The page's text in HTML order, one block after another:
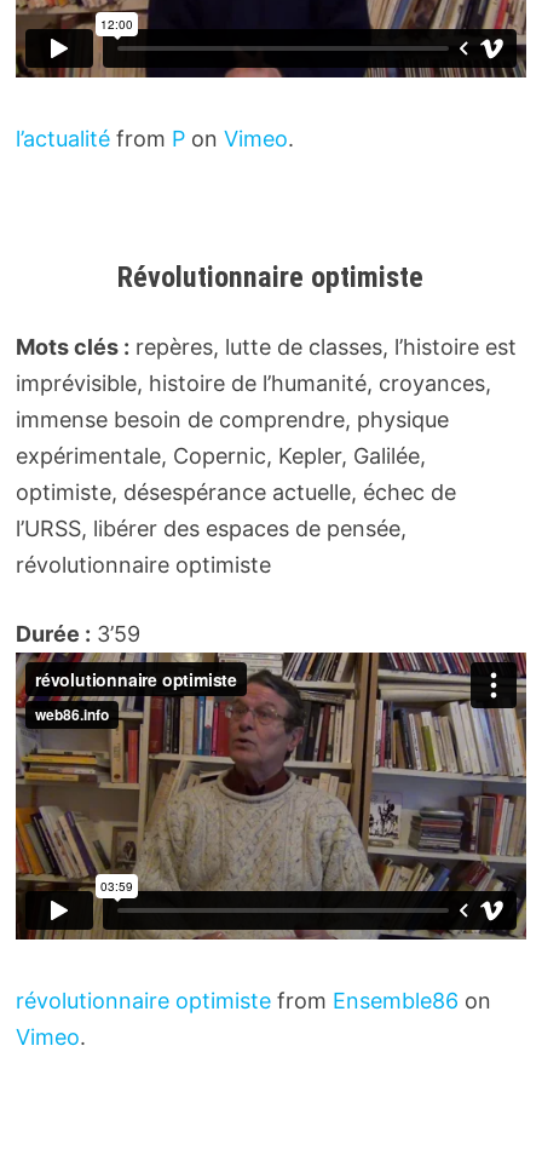
l’actualitéfrom Pon Vimeo.
Révolutionnaire optimiste
Mots clés : repères, lutte de classes, l’histoire est
imprévisible, histoire de l’humanité, croyances,
immense besoin de comprendre, physique
expérimentale, Copernic, Kepler, Galilée,
optimiste, désespérance actuelle, échec de
l’URSS, libérer des espaces de pensée,
révolutionnaire optimiste
Durée : 3’59
révolutionnaire optimistefrom Ensemble86 on
Vimeo.